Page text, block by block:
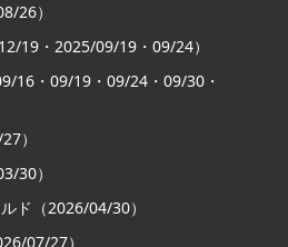
26）
19・2025/09/19・09/24）
16・09/19・09/24・09/30・
）
30）
ド（2026/04/30）
07/27）